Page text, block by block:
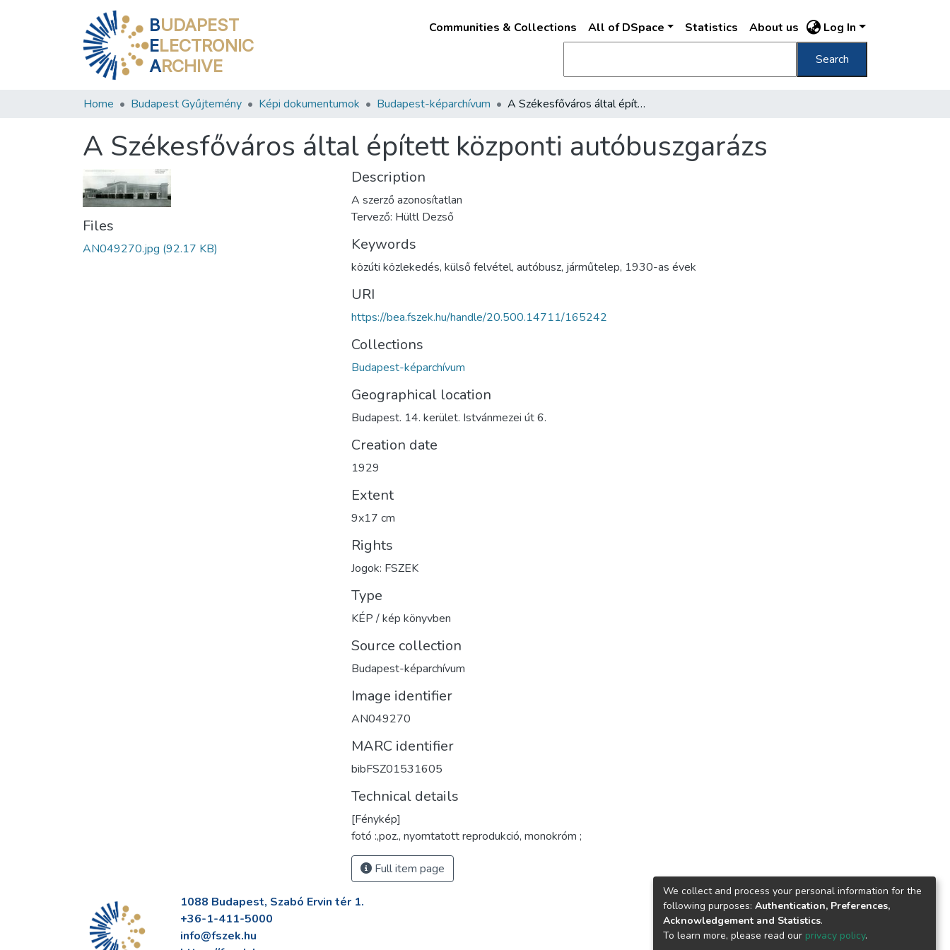
BUDAPEST
ELECTRONIC
ARCHIVE
Communities & Collections All of DSpace Statistics About us Log In
Search
Home Budapest Gyűjtemény Képi dokumentumok Budapest-képarchívum A Székesfőváros által épített központi autóbuszgarázs
A Székesfőváros által épített központi autóbuszgarázs
Files
AN049270.jpg (92.17 KB)
Description
A szerző azonosítatlan
Tervező: Hültl Dezső
Keywords
közúti közlekedés, külső felvétel, autóbusz, járműtelep, 1930-as évek
URI
https://bea.fszek.hu/handle/20.500.14711/165242
Collections
Budapest-képarchívum
Geographical location
Budapest. 14. kerület. Istvánmezei út 6.
Creation date
1929
Extent
9x17 cm
Rights
Jogok: FSZEK
Type
KÉP / kép könyvben
Source collection
Budapest-képarchívum
Image identifier
AN049270
MARC identifier
bibFSZ01531605
Technical details
[Fénykép]
fotó :,poz., nyomtatott reprodukció, monokróm ;
Full item page
1088 Budapest, Szabó Ervin tér 1.
+36-1-411-5000
info@fszek.hu
We collect and process your personal information for the
following purposes: Authentication, Preferences,
Acknowledgement and Statistics.
To learn more, please read our privacy policy.